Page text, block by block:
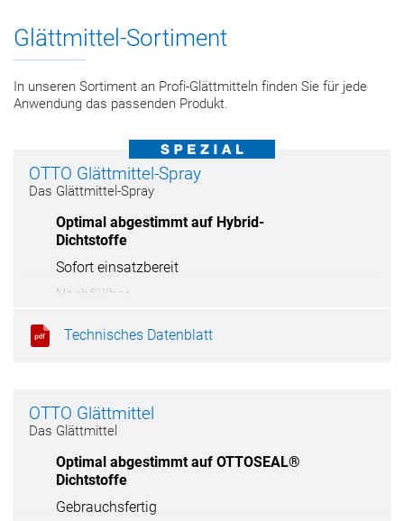
Glättmittel-Sortiment
In unseren Sortiment an Profi-Glättmitteln finden Sie für jede
Anwendung das passenden Produkt.
OTTO Glättmittel-Spray
Das Glättmittel-Spray
Optimal abgestimmt auf Hybrid-
Dichtstoffe
Sofort einsatzbereit
Nachfüllbar
Technisches Datenblatt
OTTO Glättmittel
Das Glättmittel
Optimal abgestimmt auf OTTOSEAL®
Dichtstoffe
Gebrauchsfertig